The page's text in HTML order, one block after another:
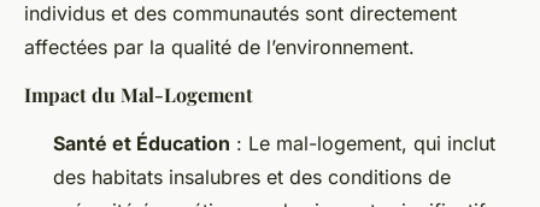
individus et des communautés sont directement
affectées par la qualité de l’environnement.
Impact du Mal-Logement
Santé et Éducation : Le mal-logement, qui inclut
des habitats insalubres et des conditions de